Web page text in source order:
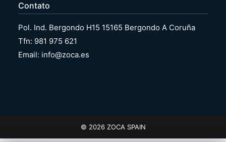
Contato
Pol. Ind. Bergondo H15 15165 Bergondo A Coruña
Tfn: 981 975 621
Email: info@zoca.es
© 2026 ZOCA SPAIN